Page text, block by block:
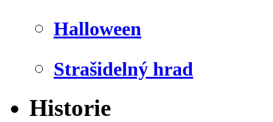
Halloween
Strašidelný hrad
Historie